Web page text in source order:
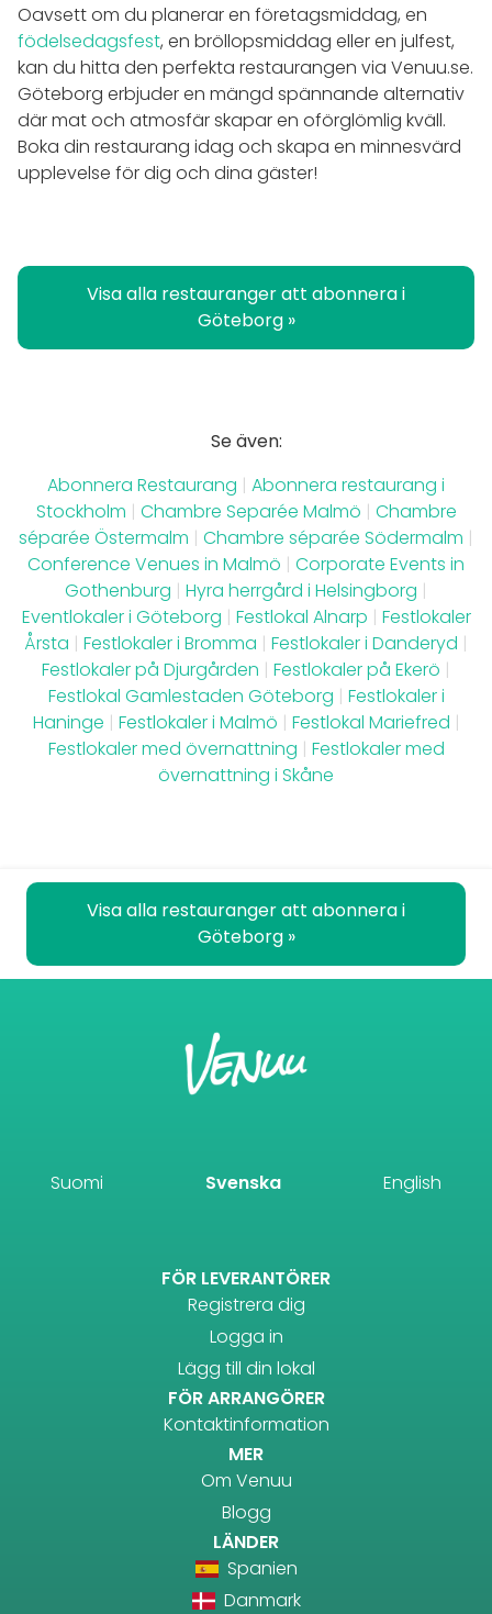
Oavsett om du planerar en företagsmiddag, en
födelsedagsfest, en bröllopsmiddag eller en julfest,
kan du hitta den perfekta restaurangen via Venuu.se.
Göteborg erbjuder en mängd spännande alternativ
där mat och atmosfär skapar en oförglömlig kväll.
Boka din restaurang idag och skapa en minnesvärd
upplevelse för dig och dina gäster!
Visa alla restauranger att abonnera i
Göteborg »
Se även:
Abonnera Restaurang | Abonnera restaurang i
Stockholm | Chambre Separée Malmö | Chambre
séparée Östermalm | Chambre séparée Södermalm |
Conference Venues in Malmö | Corporate Events in
Gothenburg | Hyra herrgård i Helsingborg |
Eventlokaler i Göteborg | Festlokal Alnarp | Festlokaler
Årsta | Festlokaler i Bromma | Festlokaler i Danderyd |
Festlokaler på Djurgården | Festlokaler på Ekerö |
Festlokal Gamlestaden Göteborg | Festlokaler i
Haninge | Festlokaler i Malmö | Festlokal Mariefred |
Festlokaler med övernattning | Festlokaler med
övernattning i Skåne
Visa alla restauranger att abonnera i
Göteborg »
Suomi Svenska English
FÖR LEVERANTÖRER
Registrera dig
Logga in
Lägg till din lokal
FÖR ARRANGÖRER
Kontaktinformation
MER
Om Venuu
Blogg
LÄNDER
Spanien
Danmark